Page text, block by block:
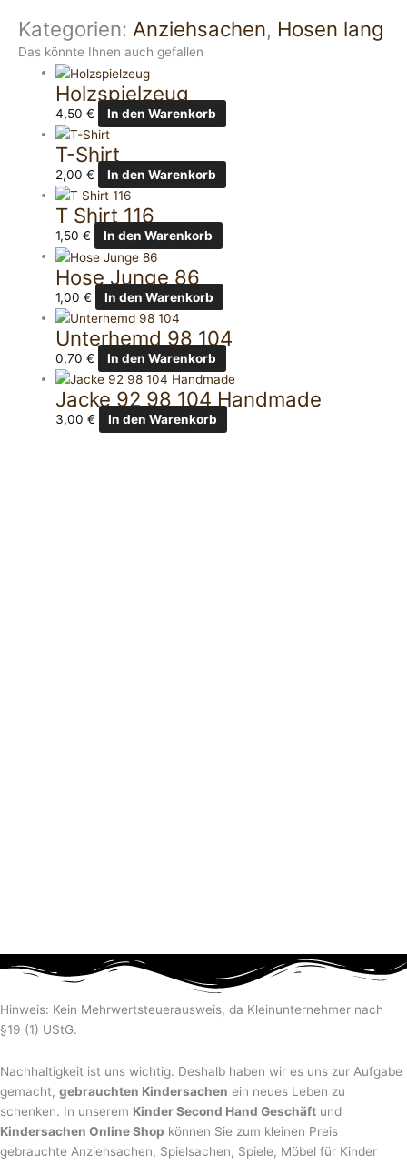
Kategorien: Anziehsachen, Hosen lang
Das könnte Ihnen auch gefallen
Holzspielzeug
4,50€ In den Warenkorb
T-Shirt
2,00€ In den Warenkorb
T Shirt 116
1,50€ In den Warenkorb
Hose Junge 86
1,00€ In den Warenkorb
Unterhemd 98 104
0,70€ In den Warenkorb
Jacke 92 98 104 Handmade
3,00€ In den Warenkorb
Hinweis: Kein Mehrwertsteuerausweis, da Kleinunternehmer nach
§19 (1) UStG.
Nachhaltigkeit ist uns wichtig. Deshalb haben wir es uns zur Aufgabe
gemacht, gebrauchten Kindersachen ein neues Leben zu
schenken. In unserem Kinder Second Hand Geschäft und
Kindersachen Online Shop können Sie zum kleinen Preis
gebrauchte Anziehsachen, Spiel­sachen, Spiele, Möbel für Kinder